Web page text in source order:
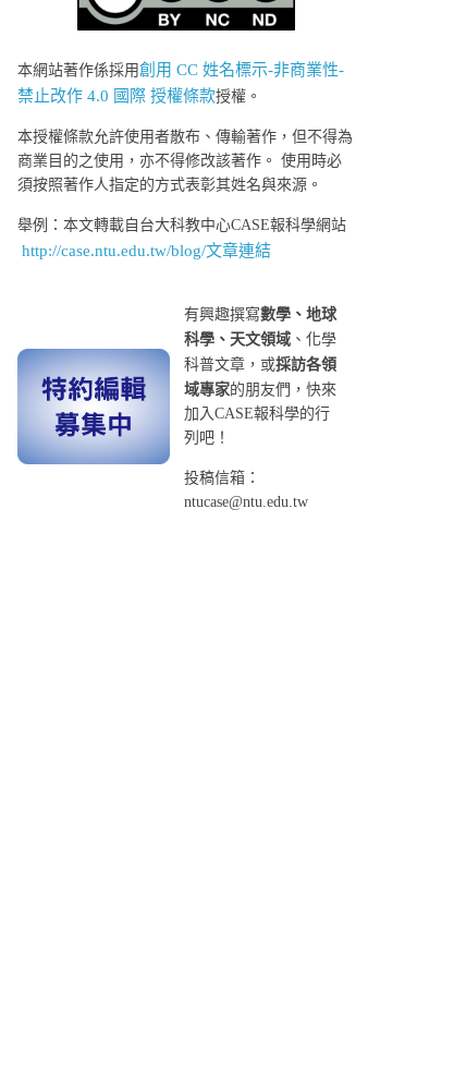
本網站著作係採用創用 CC 姓名標示-非商業性-
禁止改作 4.0 國際 授權條款授權。
本授權條款允許使用者散布、傳輸著作，但不得為
商業目的之使用，亦不得修改該著作。 使用時必
須按照著作人指定的方式表彰其姓名與來源。
舉例：本文轉載自台大科教中心CASE報科學網站
http://case.ntu.edu.tw/blog/文章連結
有興趣撰寫數學、地球
科學、天文領域 、化學
科普文章，或採訪各領
域專家的朋友們，快來
加入CASE報科學的行
列吧！
投稿信箱：
ntucase@ntu.edu.tw